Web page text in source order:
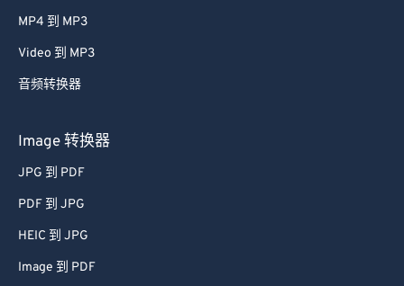
MP4 到 MP3
Video 到 MP3
音频转换器
Image 转换器
JPG 到 PDF
PDF 到 JPG
HEIC 到 JPG
Image 到 PDF